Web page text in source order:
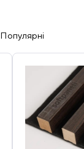
Популярні